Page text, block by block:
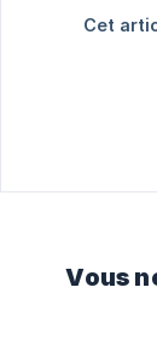
Cet
Vous